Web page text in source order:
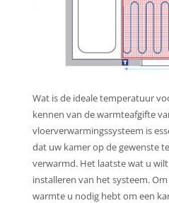
Wat is de ideale temperatuur
kennen van de warmteafgifte
vloerverwarmingssysteem is
dat uw kamer op de gewenste
verwarmd. Het laatste wat u
installeren van het systeem.
warmte u nodig hebt om een